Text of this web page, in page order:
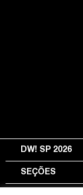
DW! SP 2026
SEÇÕES